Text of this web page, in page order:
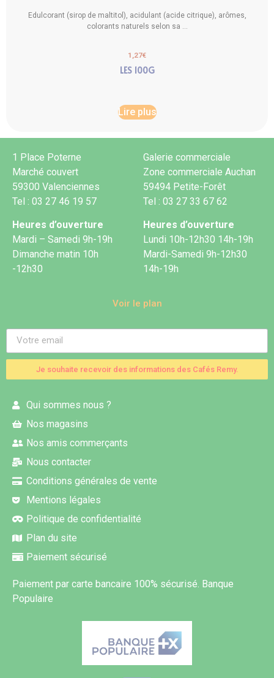
Edulcorant (sirop de maltitol), acidulant (acide citrique), arômes,
colorants naturels selon sa ...
1,27€
LES 100G
Lire plus
1 Place Poterne
Marché couvert
59300 Valenciennes
Tel : 03 27 46 19 57
Heures d’ouverture
Mardi – Samedi 9h-19h
Dimanche matin 10h
-12h30
Galerie commerciale
Zone commerciale Auchan
59494 Petite-Forêt
Tel : 03 27 33 67 62
Heures d’ouverture
Lundi 10h-12h30 14h-19h
Mardi-Samedi 9h-12h30
14h-19h
Voir le plan
Je souhaite recevoir des informations des Cafés Remy.
Qui sommes nous ?
Nos magasins
Nos amis commerçants
Nous contacter
Conditions générales de vente
Mentions légales
Politique de confidentialité
Plan du site
Paiement sécurisé
Paiement par carte bancaire 100% sécurisé. Banque
Populaire